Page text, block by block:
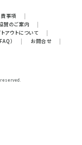
事項
|
賛のご案内
|
アウトについて
|
） | お問合せ
|